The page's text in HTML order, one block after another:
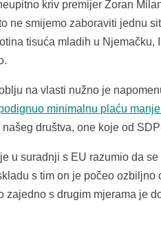
kriv premijer Zoran
ne smijemo zaboraviti jednu
tisuća mladih u
na vlasti nužno je
minimalnu plaću
društva, one koje od
u suradnji s EU razumio da
s tim on je počeo
zajedno s drugim mjerama je